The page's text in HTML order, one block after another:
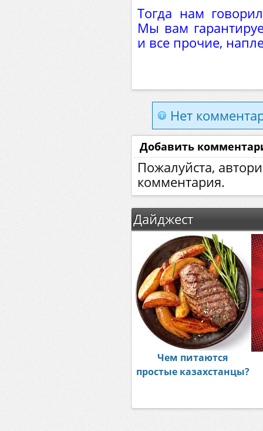
Тогда нам
Мы вам
и все прочие,
Нет
Добавить
Пожалуйста,
комментария.
Дайджест
Чем питаются
простые казахстанцы?